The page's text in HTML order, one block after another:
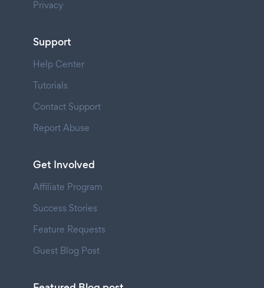
Privacy
Support
Help Center
Tutorials
Contact Support
Report Abuse
Get Involved
Affiliate Program
Success Stories
Feature Requests
Guest Blog Post